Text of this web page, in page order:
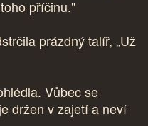
příčinu."
prázdný talíř, „Už
Vůbec se
držen v zajetí a neví